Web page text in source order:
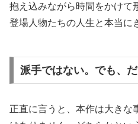
抱え込みながら時間をかけて
登場人物たちの人生と本当に
派手ではない。でも、
正直に言うと、本作は大きな